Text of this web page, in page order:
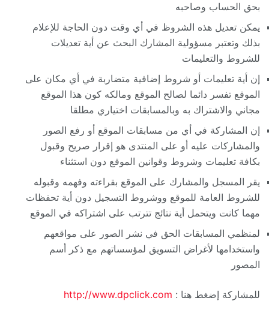
بحق الحساب وصاحبه
يمكن تعديل هذه الشروظ في أي وقت دون الحاجة للإعلام
بذلك وتعتبر مسؤولية المشارك البحث عن أية تعديلات
للشروط والتعليمات
إن أية تعليمات أو شروط إضافية متضاربة في أي مكان على
الموقع تفسر دائما لصالح الموقع ومالكه كون هذا الموقع
مجاني والاشتراك به وبالمسابقات اختياري مطلقا
إن المشاركة في أي من مسابقات الموقع أو رفع الصور
والمشاركات عليه أو على المنتدى هو إقرار صريح وقبول
بكافة تعليمات وشروط وقوانين الموقع دون استثناء
يقر المسجل والمشارك على الموقع بقراءته وفهمه وقبوله
للشروط العامة للموقع ووشروط التسجيل دون أية تحفظات
مهما كانت ويتحمل أية نتائج تترتب على اشتراكه في الموقع
لمنظمي المسابقات الحق في نشر الصور على مواقعهم
واستخدامها لأغراض التسويق لمؤسساتهم مع ذكر أسم
المصور
للمشاركة إضغط هنا : http://www.dpclick.com